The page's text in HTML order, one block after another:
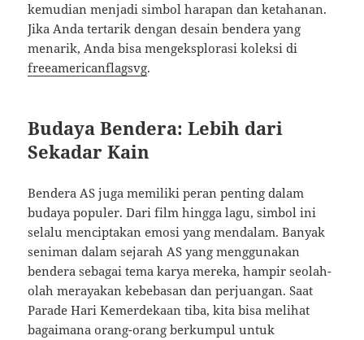
kemudian menjadi simbol harapan dan ketahanan.
Jika Anda tertarik dengan desain bendera yang
menarik, Anda bisa mengeksplorasi koleksi di
freeamericanflagsvg.
Budaya Bendera: Lebih dari
Sekadar Kain
Bendera AS juga memiliki peran penting dalam
budaya populer. Dari film hingga lagu, simbol ini
selalu menciptakan emosi yang mendalam. Banyak
seniman dalam sejarah AS yang menggunakan
bendera sebagai tema karya mereka, hampir seolah-
olah merayakan kebebasan dan perjuangan. Saat
Parade Hari Kemerdekaan tiba, kita bisa melihat
bagaimana orang-orang berkumpul untuk